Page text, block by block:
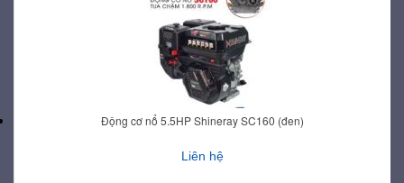
Động cơ nổ 5.5HP Shineray SC160 (đen)
Liên hệ